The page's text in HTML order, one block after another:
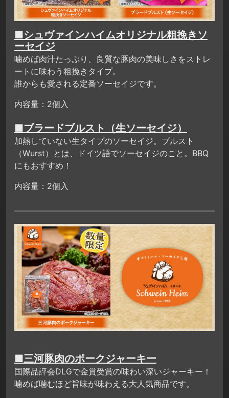
■シュヴァインハイムオリジナル粗挽きソ
ーセイジ
噛めば肉汁たっぷり、良質な豚肉の美味しさをストレ
ートに味わう粗挽きタイプ。
誰からも愛される定番ソーセイジです。
内容量：2個入
■ブラードブルスト（生ソーセイジ）
加熱していない生タイプのソーセイジ。ブルスト
（Wurst）とは、ドイツ語でソーセイジのこと。BBQ
にもおすすめ！
内容量：2個入
■三河豚肉のポークジャーキー
国際品評会DLGで金賞受賞の味わい深いジャーキー！
噛めば噛むほど旨味が味わえる大人気商品です。